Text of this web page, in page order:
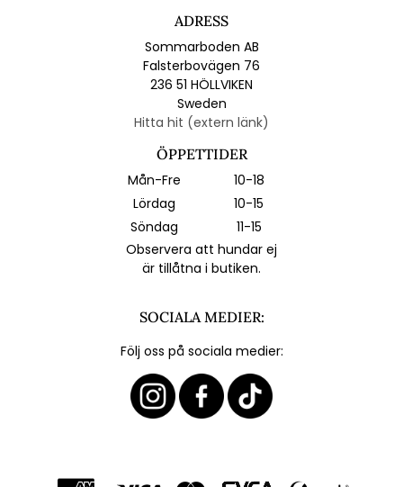
ADRESS
Sommarboden AB
Falsterbovägen 76
236 51 HÖLLVIKEN
Sweden
Hitta hit (extern länk)
ÖPPETTIDER
Mån-Fre
10-18
Lördag
10-15
Söndag
11-15
Observera att hundar ej
är tillåtna i butiken.
SOCIALA MEDIER:
Följ oss på sociala medier: